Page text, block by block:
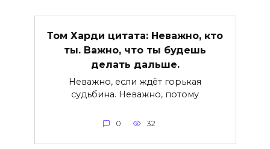
Том Харди цитата: Неважно, кто
ты. Важно, что ты будешь
делать дальше.
Неважно, если ждёт горькая
судьбина. Неважно, потому
0 32